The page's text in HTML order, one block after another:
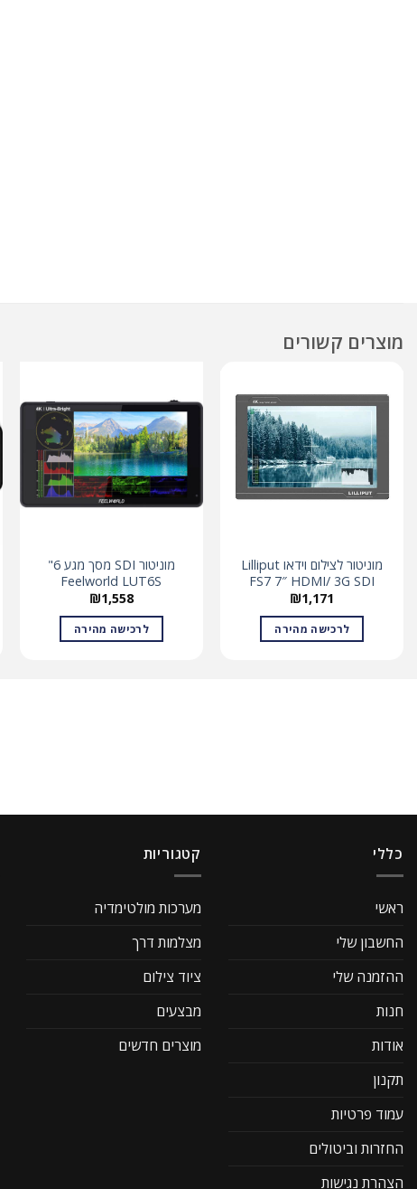
מוצרים קשורים
מוניטור לצילום וידאו Lilliput
FS7 7″ HDMI/ 3G SDI
₪1,171
לרכישה מהירה
מוניטור SDI מסך מגע 6"
Feelworld LUT6S
₪1,558
לרכישה מהירה
כללי
ראשי
החשבון שלי
ההזמנה שלי
חנות
אודות
תקנון
עמוד פרטיות
החזרות וביטולים
הצהרת נגישות
קטגוריות
מערכות מולטימדיה
מצלמות דרך
ציוד צילום
מבצעים
מוצרים חדשים